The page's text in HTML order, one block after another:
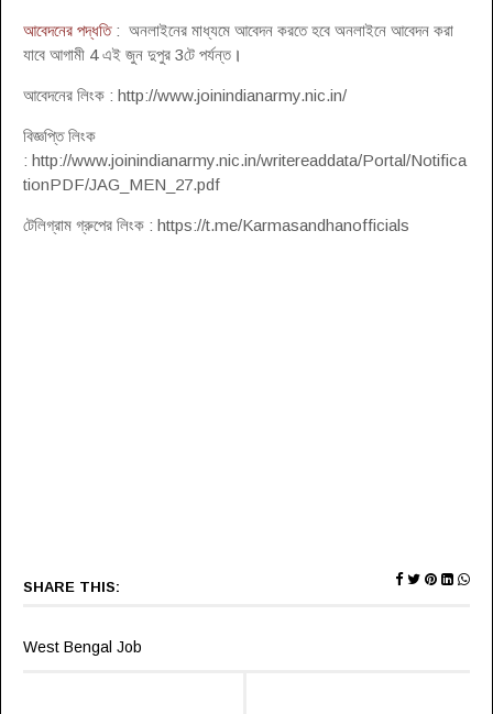
আবেদনের পদ্ধতি: অনলাইনের মাধ্যমে আবেদন করতে হবে অনলাইনে আবেদন করা
যাবে আগামী 4 এই জুন দুপুর 3টে পর্যন্ত ।
আবেদনের লিংক : http://www.joinindianarmy.nic.in/
বিজ্ঞপ্তি লিংক
: http://www.joinindianarmy.nic.in/writereaddata/Portal/Notifica
tionPDF/JAG_MEN_27.pdf
টেলিগ্রাম গ্রুপের লিংক : https://t.me/Karmasandhanofficials
SHARE THIS:
West Bengal Job